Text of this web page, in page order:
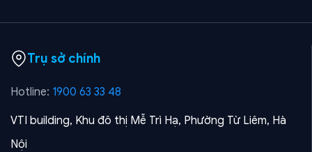
Trụ sở chính
Hotline: 1900 63 33 48
VTI building, Khu đô thị Mễ Trì Hạ, Phường Từ Liêm, Hà
Nội